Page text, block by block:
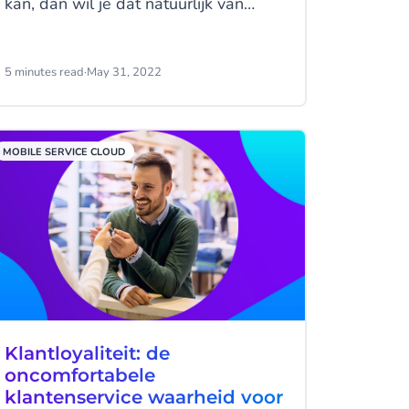
5 minutes read·May 31, 2022
MOBILE SERVICE CLOUD
Klantloyaliteit: de
oncomfortabele
klantenservice waarheid voor